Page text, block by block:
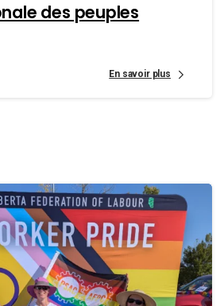
des peuples
En savoir plus